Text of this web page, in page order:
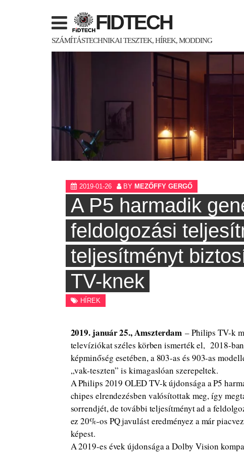
FIDTECH
SZÁMÍTÁSTECHNIKAI TESZTEK, HÍREK, MODDING
2019-01-26 BY MEZŐFFY GERGŐ
A P5 harmadik
feldolgozási
teljesítményt
TV-knek
HÍREK
2019. január 25., Amszterdam – Philips TV-k
televíziókat széles körben ismerték el, 2018-
képminőség esetében, a 803-as és 903-as
„vak-teszten” is kimagaslóan szerepeltek.
A Philips 2019 OLED TV-k újdonsága a P5
chipes elrendezésben valósítottak meg, így
sorrendjét, de további teljesítményt ad a
ez 20%-os PQ javulást eredményez a már
képest.
A 2019-es évek újdonsága a Dolby Vision